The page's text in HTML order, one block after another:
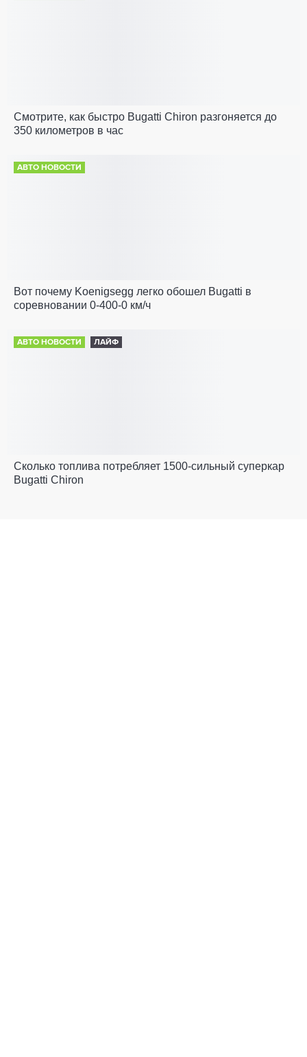
Смотрите, как быстро Bugatti Chiron разгоняется до
350 километров в час
АВТО НОВОСТИ
Вот почему Koenigsegg легко обошел Bugatti в
соревновании 0-400-0 км/ч
АВТО НОВОСТИ ЛАЙФ
Сколько топлива потребляет 1500-сильный суперкар
Bugatti Chiron